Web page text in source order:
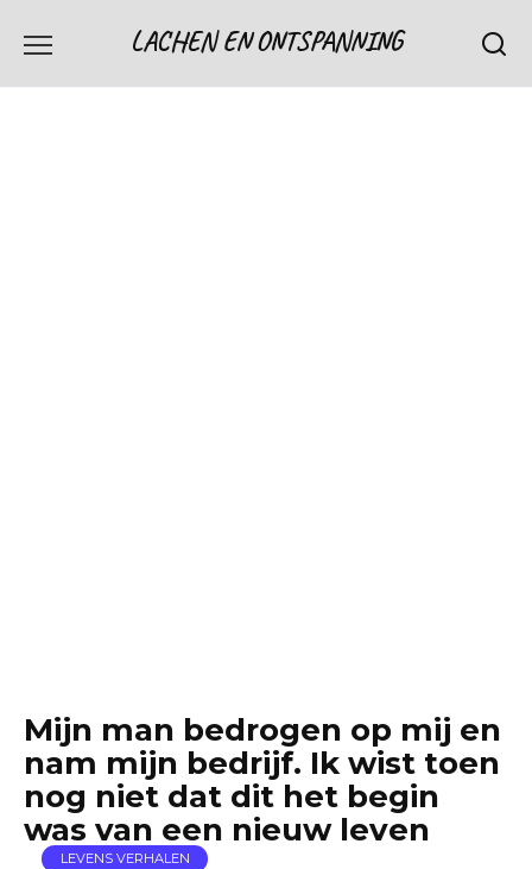
LACHEN EN ONTSPANNING
Mijn man bedrogen op mij en
nam mijn bedrijf. Ik wist toen
nog niet dat dit het begin
was van een nieuw leven
LEVENS VERHALEN